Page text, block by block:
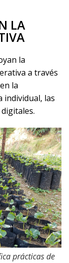
LA
la
a través
la
individual, las
prácticas de